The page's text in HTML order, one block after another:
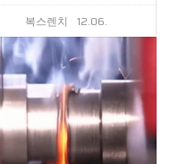
복스렌치 12.06.